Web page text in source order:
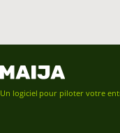
Un logiciel pour piloter votre